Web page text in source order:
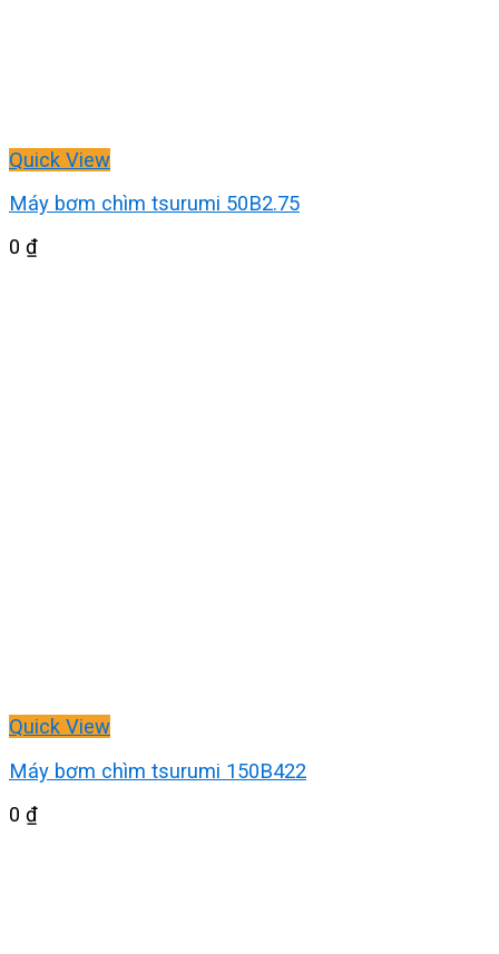
Quick View
Máy bơm chìm tsurumi 50B2.75
0 ₫
Quick View
Máy bơm chìm tsurumi 150B422
0 ₫